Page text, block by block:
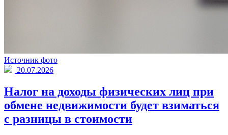
Источник фото
20.07.2026
Налог на доходы физических лиц при
обмене недвижимости будет взиматься
с разницы в стоимости